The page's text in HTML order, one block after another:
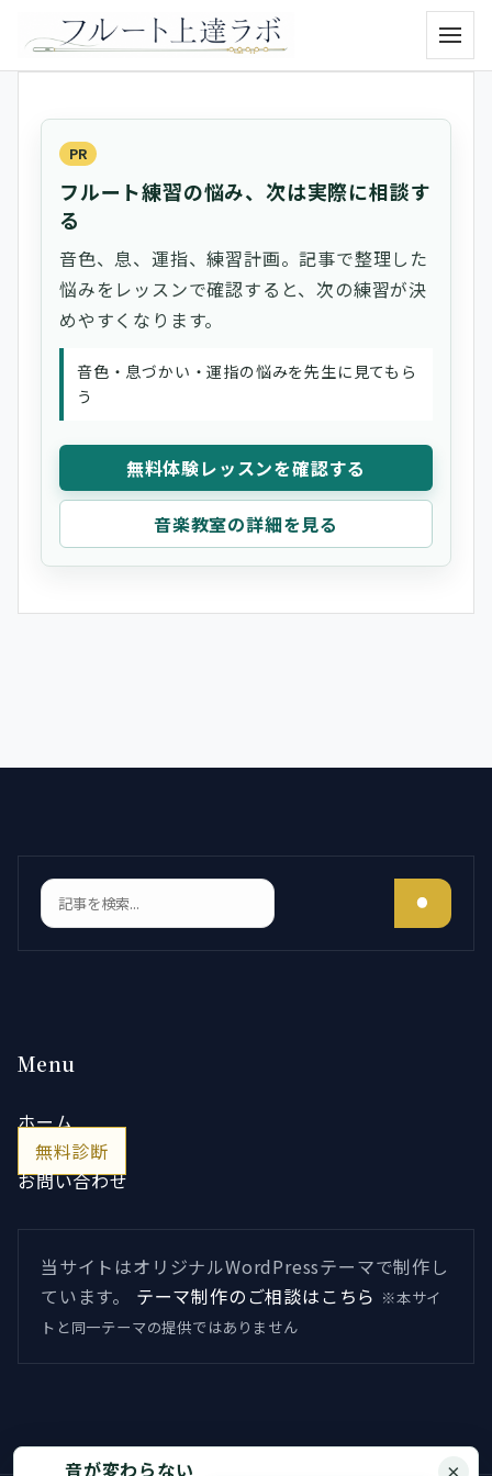
メニ
PR
フルート練習の悩み、次は実際に相談す
る
音色、息、運指、練習計画。記事で整理した
悩みをレッスンで確認すると、次の練習が決
めやすくなります。
音色・息づかい・運指の悩みを先生に見てもら
う
無料体験レッスンを確認する
音楽教室の詳細を見る
検索
Menu
ホーム
無料診断
お問い合わせ
当サイトはオリジナルWordPressテーマで制作し
ています。
テーマ制作のご相談はこちら ※本サイ
トと同一テーマの提供ではありません
音が変わらない